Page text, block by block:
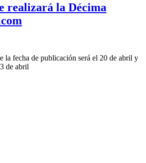
realizará la Décima
la fecha de publicación será el 20 de abril y
de abril